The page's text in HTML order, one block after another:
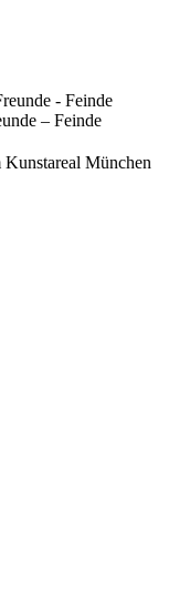
– Feinde
Kunstareal München